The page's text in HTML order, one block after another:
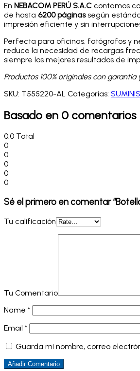
En NEBACOM PERÚ S.A.C contamos
de hasta 6200 páginassegún
impresión eficiente y sin
Perfecta para oficinas, fotógrafos y
reduce la necesidad de recargas
siempre los mejores resultados de
Productos 100% originales con
SKU: T555220-AL Categorías:
Basado en 0 comentarios
0.0 Total
0
0
0
0
0
Sé el primero en comentar
Tu calificación
Tu Comentario
Name *
Email *
Guarda mi nombre, correo